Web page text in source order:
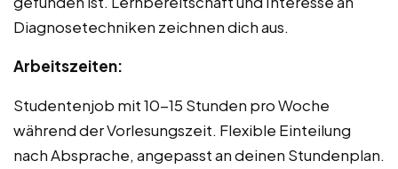
Diagnosetechniken zeichnen dich aus.
Arbeitszeiten:
Studentenjob mit 10-15 Stunden pro Woche
während der Vorlesungszeit. Flexible Einteilung
nach Absprache, angepasst an deinen Stundenplan.